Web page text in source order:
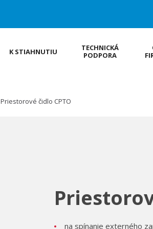
K STIAHNUTIU
TECHNICKÁ
PODPORA
Priestorové čidlo CPTO
na spínanie externého